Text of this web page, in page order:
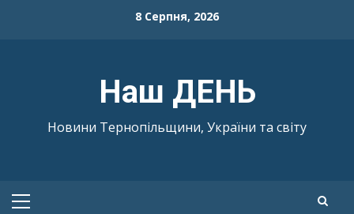
8 Серпня, 2026
Наш ДЕНЬ
Новини Тернопільщини, України та світу
Primary